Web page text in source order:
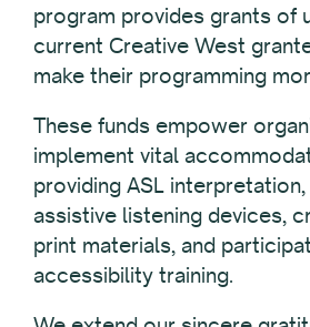
program provides grants of
current Creative West
make their programming
These funds empower
implement vital
providing ASL
assistive listening devices,
print materials, and
accessibility training.